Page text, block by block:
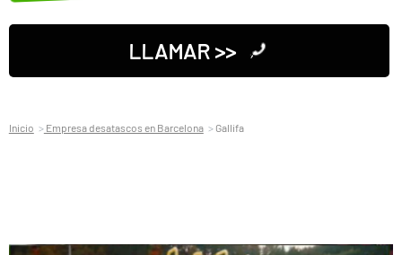
LLAMAR >>
Inicio Empresa desatascos en Barcelona Gallifa